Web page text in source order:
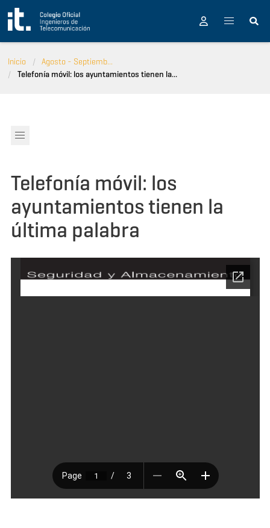
Pasar al contenido principal
Inicio
Agosto - Septiemb...
Telefonía móvil: los ayuntamientos tienen la...
Telefonía móvil: los
ayuntamientos tienen la
última palabra